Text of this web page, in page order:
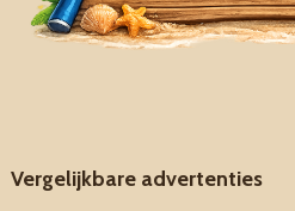
Vergelijkbare advertenties